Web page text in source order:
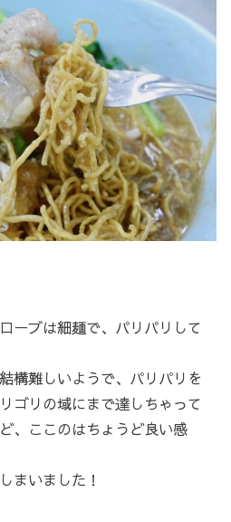
ーブは細麺で、パリパリして
構難しいようで、パリパリを
ゴリの域にまで達しちゃって
、ここのはちょうど良い感
まいました！